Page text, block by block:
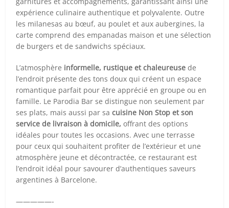
expérience culinaire authentique et polyvalente. Outre
les milanesas au bœuf, au poulet et aux aubergines, la
carte comprend des empanadas maison et une sélection
de burgers et de sandwichs spéciaux.
L’atmosphère informelle, rustique et chaleureuse de
l’endroit présente des tons doux qui créent un espace
romantique parfait pour être apprécié en groupe ou en
famille. Le Parodia Bar se distingue non seulement par
ses plats, mais aussi par sacuisine Non Stop et son
service de livraison à domicile, offrant des options
idéales pour toutes les occasions. Avec une terrasse
pour ceux qui souhaitent profiter de l’extérieur et une
atmosphère jeune et décontractée, ce restaurant est
l’endroit idéal pour savourer d’authentiques saveurs
argentines à Barcelone.
—————-